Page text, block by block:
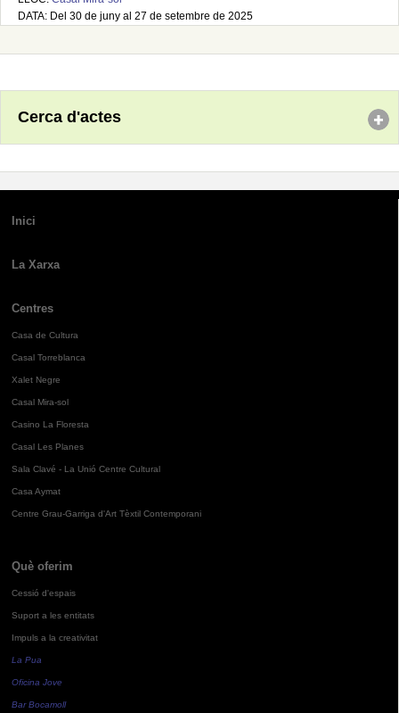
DATA: Del 30 de juny al 27 de setembre de 2025
Cerca d'actes
Inici
La Xarxa
Centres
Casa de Cultura
Casal Torreblanca
Xalet Negre
Casal Mira-sol
Casino La Floresta
Casal Les Planes
Sala Clavé - La Unió Centre Cultural
Casa Aymat
Centre Grau-Garriga d'Art Tèxtil Contemporani
Què oferim
Cessió d'espais
Suport a les entitats
Impuls a la creativitat
La Pua
Oficina Jove
Bar Bocamoll